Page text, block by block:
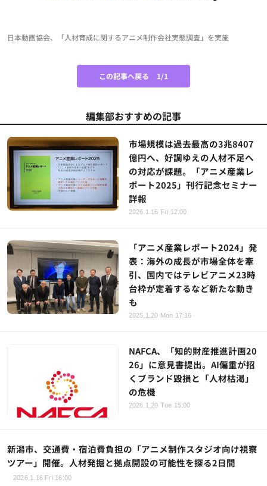
日本動画協会、「人材育成に関するアニメ制作会社実態調査」を実施
この記事へ戻る 1/1
編集部おすすめの記事
市場規模は過去最高の3兆8407
億円へ、好調ゆえの人材不足へ
の対応が課題。「アニメ産業レ
ポート2025」刊行記念セミナー
詳報
2026.1.16 Fri 12:00
「アニメ産業レポート2024」発
表：海外の成長が市場全体を牽
引、国内ではテレビアニメ23時
台枠が定着するなど新たな動き
も
2025.1.20 Mon 17:16
NAFCA、「知的財産推進計画20
26」に意見書提出。AI偏重が招
くブランド毀損と「人材枯渇」
の危機
2026.1.20 Tue 15:00
新潟市、交通費・宿泊費負担の「アニメ制作スタジオ向け視察
ツアー」開催。人材発掘と拠点開設の可能性を探る2日間
2026.1.16 Fri 16:00